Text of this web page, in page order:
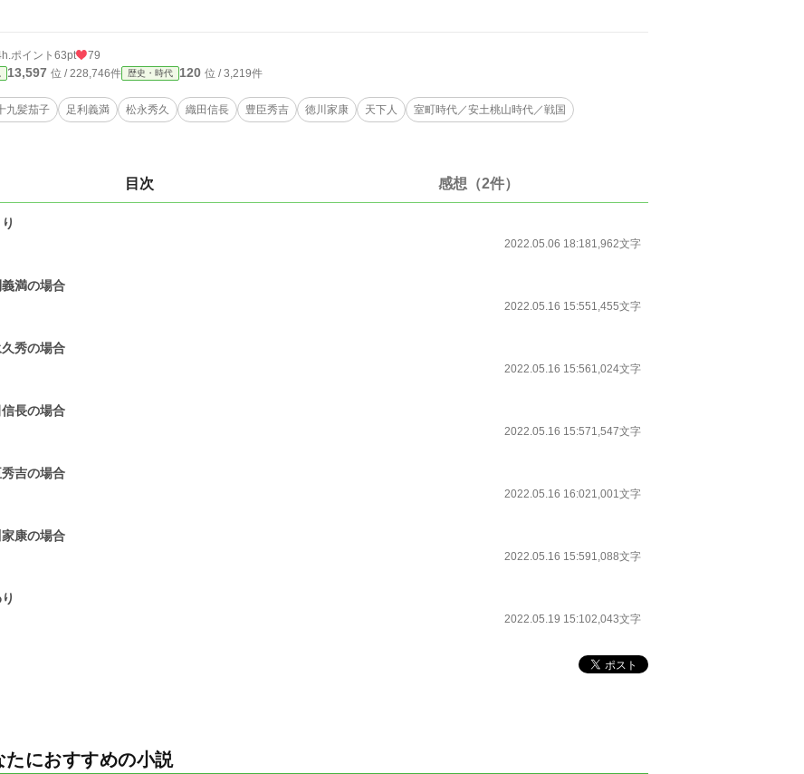
ポイント 63pt 79
13,597 位 / 228,746件 歴史・時代 120 位 / 3,219件
九髪茄子 足利義満 松永秀久 織田信長 豊臣秀吉 徳川家康 天下人 室町時代／安土桃山時代／戦国
目次 感想（2件）
2022.05.06 18:181,962文字
義満の場合
2022.05.16 15:551,455文字
秀の場合
2022.05.16 15:561,024文字
長の場合
2022.05.16 15:571,547文字
吉の場合
2022.05.16 16:021,001文字
康の場合
2022.05.16 15:591,088文字
2022.05.19 15:102,043文字
たにおすすめの小説